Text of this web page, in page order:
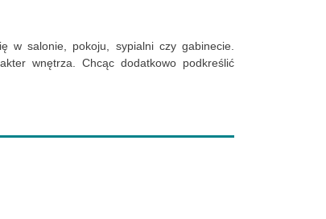
w salonie, pokoju, sypialni czy gabinecie.
wnętrza. Chcąc dodatkowo podkreślić